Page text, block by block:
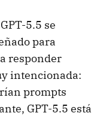
5.5 se
para
responder
intencionada:
prompts
GPT-5.5 está